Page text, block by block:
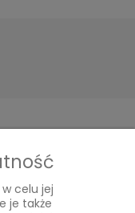
celu jej
je także